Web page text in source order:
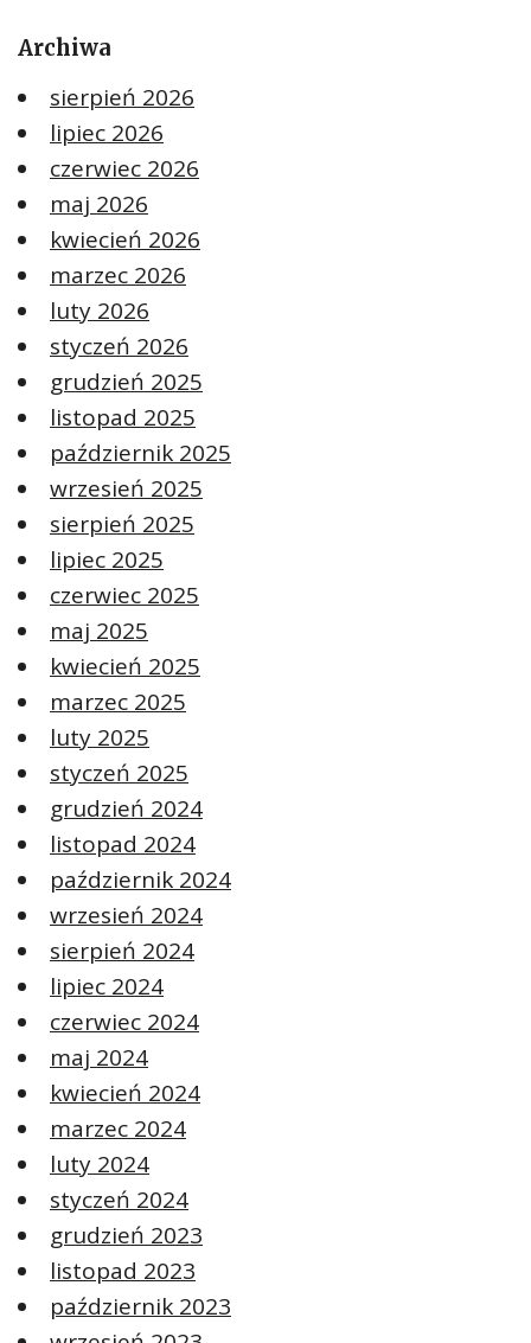
Archiwa
sierpień 2026
lipiec 2026
czerwiec 2026
maj 2026
kwiecień 2026
marzec 2026
luty 2026
styczeń 2026
grudzień 2025
listopad 2025
październik 2025
wrzesień 2025
sierpień 2025
lipiec 2025
czerwiec 2025
maj 2025
kwiecień 2025
marzec 2025
luty 2025
styczeń 2025
grudzień 2024
listopad 2024
październik 2024
wrzesień 2024
sierpień 2024
lipiec 2024
czerwiec 2024
maj 2024
kwiecień 2024
marzec 2024
luty 2024
styczeń 2024
grudzień 2023
listopad 2023
październik 2023